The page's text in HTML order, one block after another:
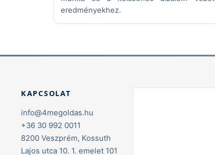
eredményekhez.
KAPCSOLAT
info@4megoldas.hu
+36 30 992 0011
8200 Veszprém, Kossuth
Lajos utca 10. 1. emelet 101